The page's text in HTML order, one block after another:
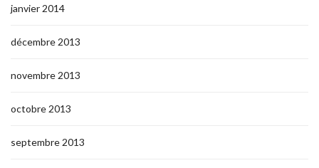
janvier 2014
décembre 2013
novembre 2013
octobre 2013
septembre 2013